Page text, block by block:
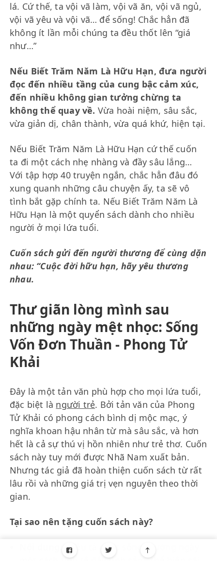
lá. Cứ thế, ta vội vã làm, vội vã ăn, vội vã ngủ,
vội vã yêu và vội vã… để sống! Chắc hẳn đã
không ít lần mỗi chúng ta đều thốt lên “giá
như…”
Nếu Biết Trăm Năm Là Hữu Hạn, đưa người
đọc đến nhiều tầng của cung bậc cảm xúc,
đến nhiều không gian tưởng chừng ta
không thể quay về. Vừa hoài niệm, sâu sắc,
vừa giản dị, chân thành, vừa quá khứ, hiện tại.
Nếu Biết Trăm Năm Là Hữu Hạn cứ thế cuốn
ta đi một cách nhẹ nhàng và đầy sâu lắng…
Với tập hợp 40 truyện ngắn, chắc hẳn đâu đó
xung quanh những câu chuyện ấy, ta sẽ vô
tình bắt gặp chính ta. Nếu Biết Trăm Năm Là
Hữu Hạn là một quyển sách dành cho nhiều
người ở mọi lứa tuổi.
Cuốn sách gửi đến người thương để cùng dặn
nhau: “Cuộc đời hữu hạn, hãy yêu thương
nhau.
Thư giãn lòng mình sau
những ngày mệt nhọc: Sống
Vốn Đơn Thuần - Phong Tử
Khải
Đây là một tản văn phù hợp cho mọi lứa tuổi,
đặc biệt là người trẻ. Bởi tản văn của Phong
Tử Khải có phong cách bình dị mộc mạc, ý
nghĩa khoan hậu nhân từ mà sâu sắc, và hơn
hết là cả sự thú vị hồn nhiên như trẻ thơ. Cuốn
sách này tuy mới được Nhã Nam xuất bản.
Nhưng tác giả đã hoàn thiện cuốn sách từ rất
lâu rồi và những giá trị vẹn nguyên theo thời
gian.
Tại sao nên tặng cuốn sách này?
miêu tả cuộc sống thường ngày